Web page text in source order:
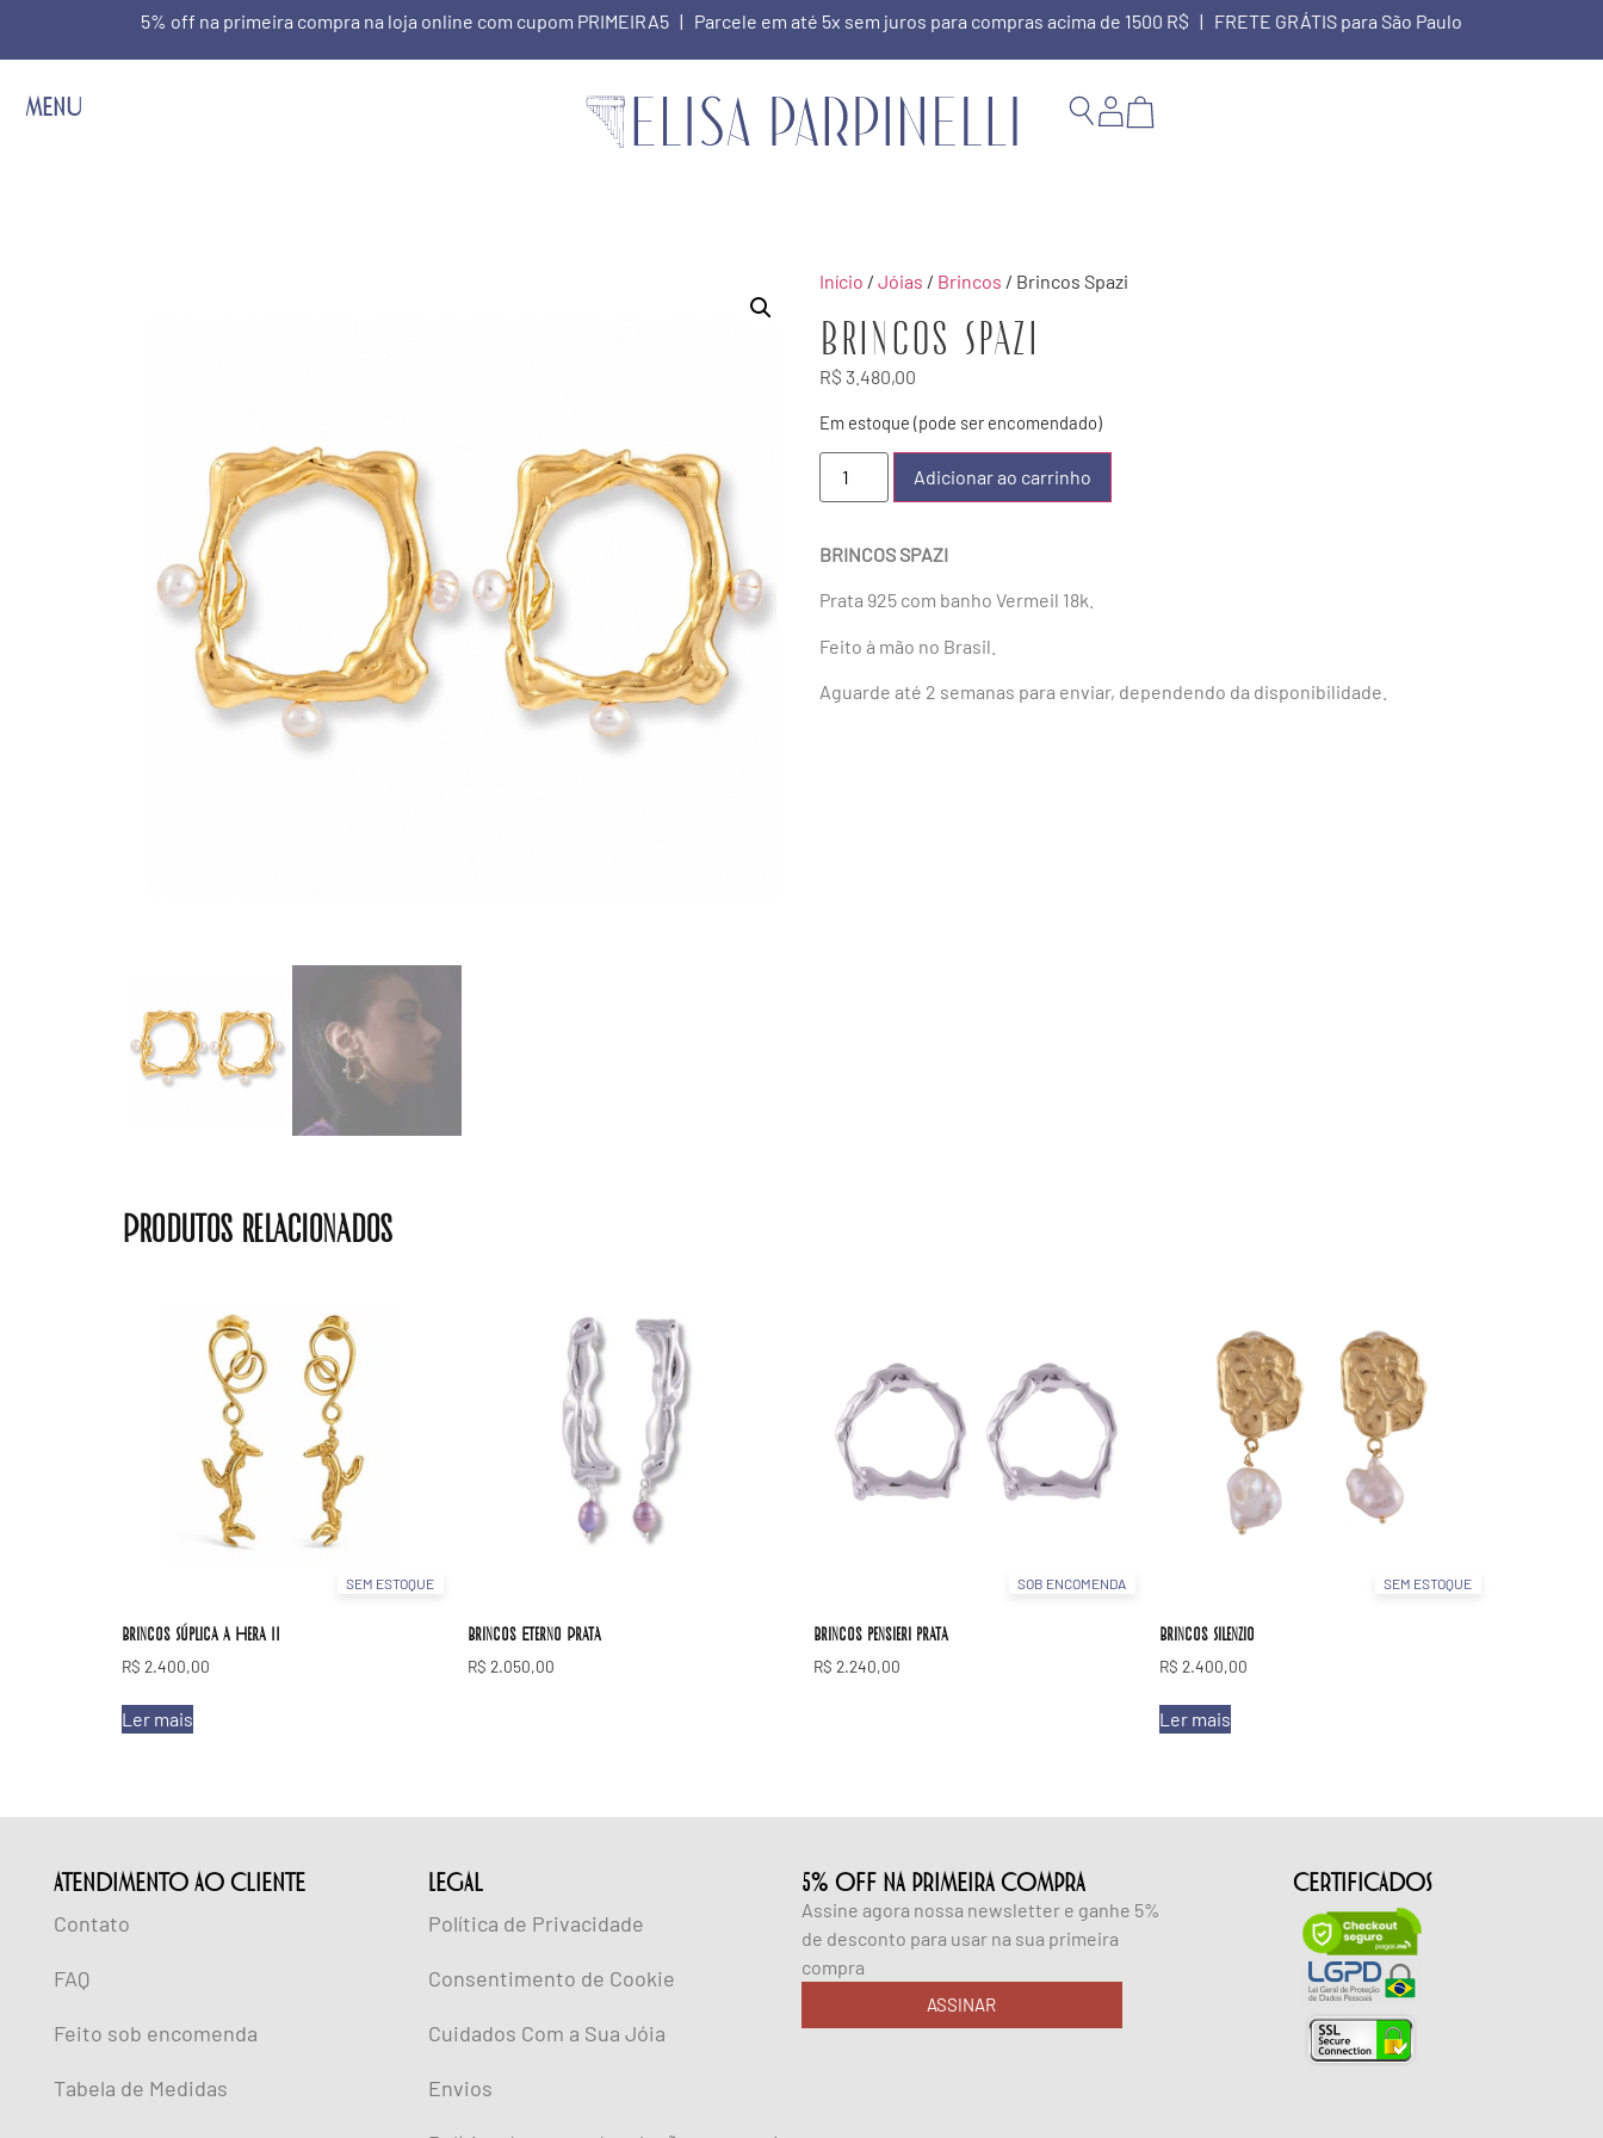
5% off na primeira compra na loja online com cupom PRIMEIRA5 | Parcele em até 5x sem juros para compras acima de 1500 R$ | FRETE GRÁTIS para São Paulo
MENU
Início / Jóias / Brincos / Brincos Spazi
Brincos Spazi
R$ 3.480,00
Em estoque (pode ser encomendado)
Adicionar ao carrinho
BRINCOS SPAZI
Prata 925 com banho Vermeil 18k.
Feito à mão no Brasil.
Aguarde até 2 semanas para enviar, dependendo da disponibilidade.
Produtos relacionados
SEM ESTOQUE
Brincos Súplica a Hera II
R$ 2.400,00
Ler mais
Brincos Eterno Prata
R$ 2.050,00
SOB ENCOMENDA
Brincos pensieri prata
R$ 2.240,00
SEM ESTOQUE
Brincos Silenzio
R$ 2.400,00
Ler mais
ATENDIMENTO AO CLIENTE
Contato
FAQ
Feito sob encomenda
Tabela de Medidas
lEGAL
Política de Privacidade
Consentimento de Cookie
Cuidados Com a Sua Jóia
Envios
5% OFF NA PRIMEIRA COMPRA
Assine agora nossa newsletter e ganhe 5%
de desconto para usar na sua primeira
compra
ASSINAR
CERTIFICADOS